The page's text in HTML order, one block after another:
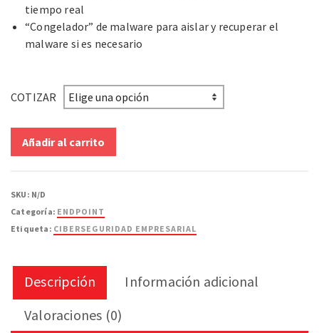
tiempo real
“Congelador” de malware para aislar y recuperar el
malware si es necesario
COTIZAR
Añadir al carrito
SKU: N/D
Categoría: ENDPOINT
Etiqueta: CIBERSEGURIDAD EMPRESARIAL
Descripción
Información adicional
Valoraciones (0)